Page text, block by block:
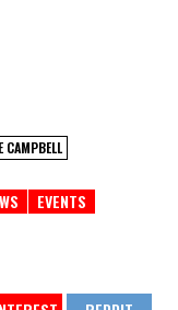
CAMPBELL
EVENTS